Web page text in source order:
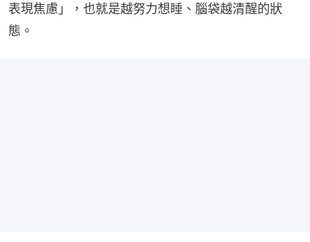
表現焦慮」，也就是越努力想睡、腦袋越清醒的狀
態。